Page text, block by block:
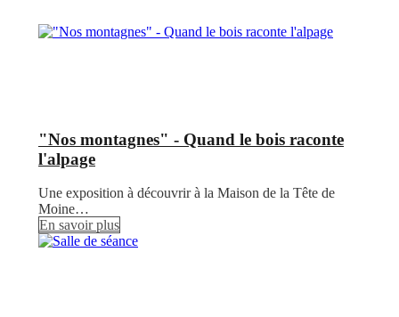
"Nos montagnes" - Quand le bois raconte
l'alpage
Une exposition à découvrir à la Maison de la Tête de
Moine…
En savoir plus